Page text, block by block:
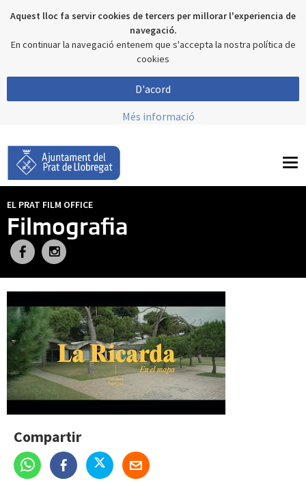
Aquest lloc fa servir cookies de tercers per millorar l'experiencia de
navegació.
En continuar la navegació entenem que s'accepta la nostra política de
cookies
D'acord
Més informació
EL PRAT FILM OFFICE
Filmografia
Compartir